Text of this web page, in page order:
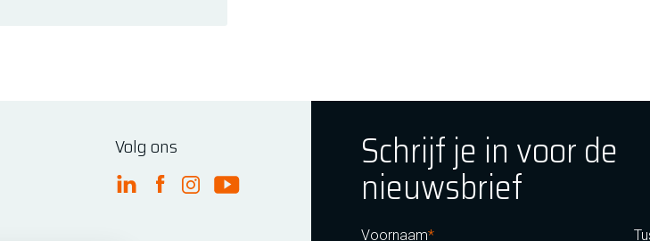
Volg ons
FME Linkedin
FME Facebook
FME Instagram
FME Youtube
Schrijf je in voor de
nieuwsbrief
Voornaam